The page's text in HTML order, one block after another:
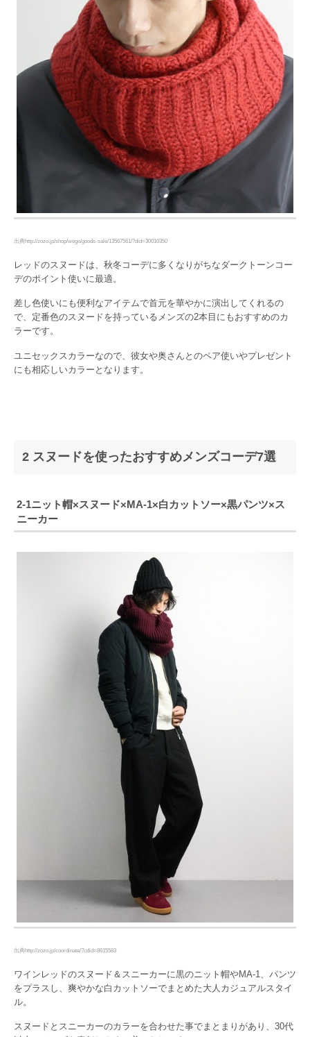
出典http://zozo.jp/shop/wego/goods-sale/13567561/?did=30010350
レッドのスヌードは、秋冬コーデに多くなりがちなダークトーンコー
デのポイント使いに最適。
差し色使いにも便利なアイテムで首元を華やかに演出してくれるの
で、定番色のスヌードを持っているメンズの2本目にもおすすめのカ
ラーです。
ユニセックスカラーなので、彼女や奥さんとのペア使いやプレゼント
にも相応しいカラーとなります。
2 スヌードを使ったおすすめメンズコーデ7選
2-1ニット帽×スヌード×MA-1×白カットソー×黒パンツ×ス
ニーカー
出典http://zozo.jp/coordinate/?cdid=8615583
ワインレッドのスヌード＆スニーカーに黒のニット帽やMA-1、パンツ
をプラスし、爽やかな白カットソーでまとめた大人カジュアルスタイ
ル。
スヌードとスニーカーのカラーを合わせた事でまとまりがあり、30代